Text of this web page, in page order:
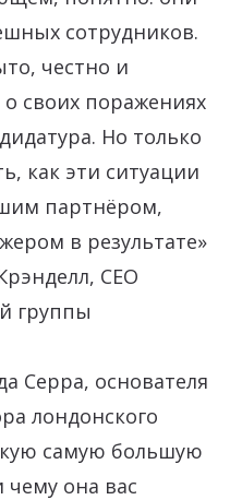
сотрудников.
честно и
своих поражениях
Но только
как эти ситуации
партнёром,
в результате»
CEO
группы
Серра, основателя
лондонского
самую большую
она вас